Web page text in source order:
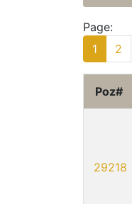
Page:
1
2
Poz#
29218